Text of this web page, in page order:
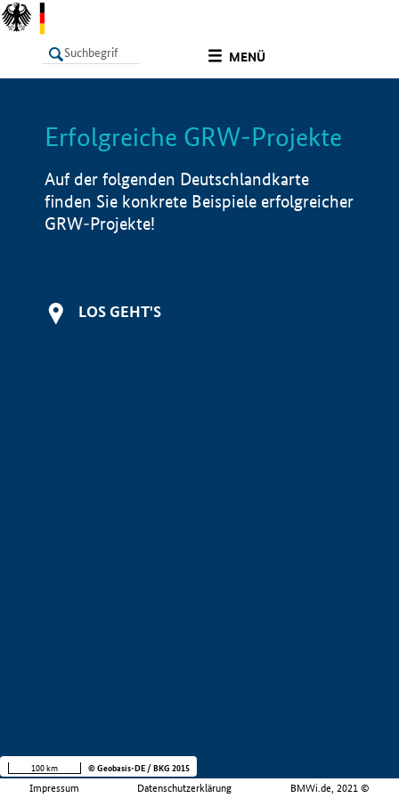
MENÜ
LISTE Info
Erfolgreiche GRW-Projekte
Auf der folgenden Deutschlandkarte
finden Sie konkrete Beispiele erfolgreicher
GRW-Projekte!
LOS GEHT'S
Impressum Datenschutzerklärung BMWi.de, 2021 ©
100 km © Geobasis-DE / BKG 2015